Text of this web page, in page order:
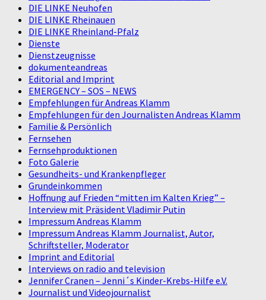
DIE LINKE Neuhofen
DIE LINKE Rheinauen
DIE LINKE Rheinland-Pfalz
Dienste
Dienstzeugnisse
dokumenteandreas
Editorial and Imprint
EMERGENCY – SOS – NEWS
Empfehlungen für Andreas Klamm
Empfehlungen für den Journalisten Andreas Klamm
Familie & Persönlich
Fernsehen
Fernsehproduktionen
Foto Galerie
Gesundheits- und Krankenpfleger
Grundeinkommen
Hoffnung auf Frieden “mitten im Kalten Krieg” –
Interview mit Präsident Vladimir Putin
Impressum Andreas Klamm
Impressum Andreas Klamm Journalist, Autor,
Schriftsteller, Moderator
Imprint and Editorial
Interviews on radio and television
Jennifer Cranen – Jenni´s Kinder-Krebs-Hilfe e.V.
Journalist und Videojournalist